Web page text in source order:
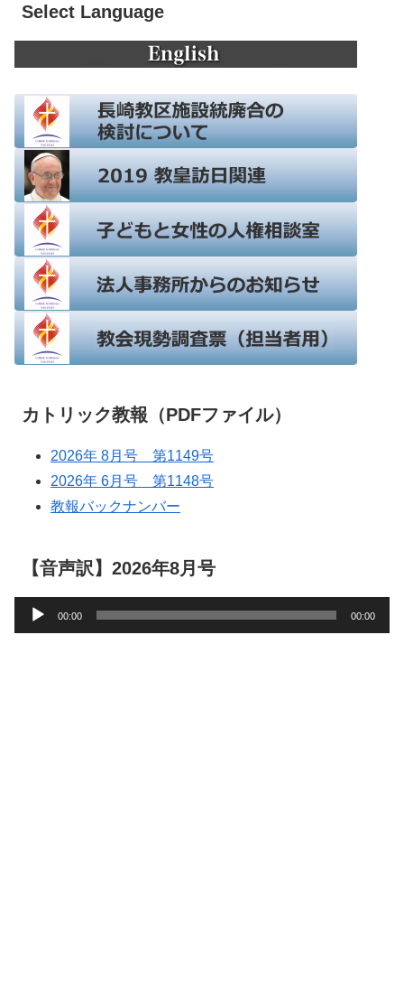
Select Language
カトリック教報（PDFファイル）
2026年 8月号 第1149号
2026年 6月号 第1148号
教報バックナンバー
【音声訳】2026年8月号
声
00:00 00:00